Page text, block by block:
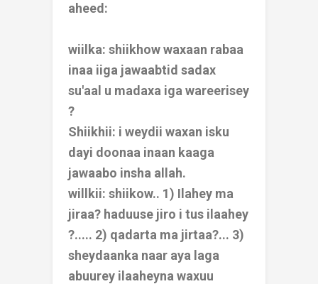
aheed:
wiilka: shiikhow waxaan rabaa
inaa iiga jawaabtid sadax
su'aal u madaxa iga wareerisey
?
Shiikhii: i weydii waxan isku
dayi doonaa inaan kaaga
jawaabo insha allah.
willkii: shiikow.. 1) Ilahey ma
jiraa? haduuse jiro i tus ilaahey
?..... 2) qadarta ma jirtaa?... 3)
sheydaanka naar aya laga
abuurey ilaaheyna waxuu